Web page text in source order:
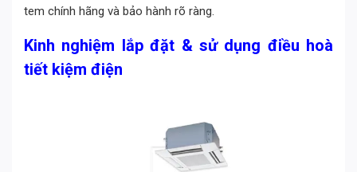
tem chính hãng và bảo hành rõ ràng.
Kinh nghiệm lắp đặt & sử dụng điều hoà
tiết kiệm điện